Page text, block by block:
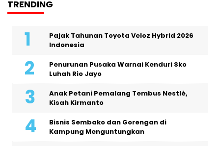
TRENDING
Pajak Tahunan Toyota Veloz Hybrid 2026
Indonesia
Penurunan Pusaka Warnai Kenduri Sko
Luhah Rio Jayo
Anak Petani Pemalang Tembus Nestlé,
Kisah Kirmanto
Bisnis Sembako dan Gorengan di
Kampung Menguntungkan